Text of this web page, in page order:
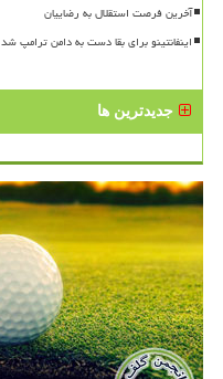
آخرین فرصت استقلال به رضاییان
اینفانتینو برای بقا دست به دامن ترامپ شد
جدیدترین ها